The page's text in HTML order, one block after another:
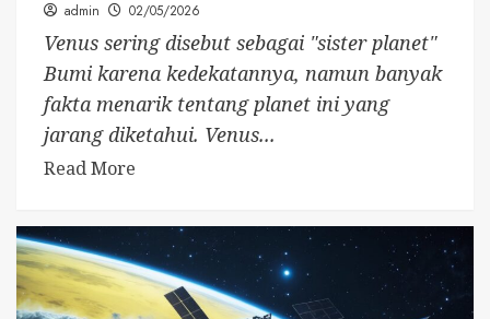
admin 02/05/2026
Venus sering disebut sebagai "sister planet"
Bumi karena kedekatannya, namun banyak
fakta menarik tentang planet ini yang
jarang diketahui. Venus...
Read More